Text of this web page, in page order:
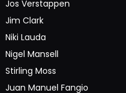
Jos Verstappen
Jim Clark
Niki Lauda
Nigel Mansell
Stirling Moss
Juan Manuel Fangio